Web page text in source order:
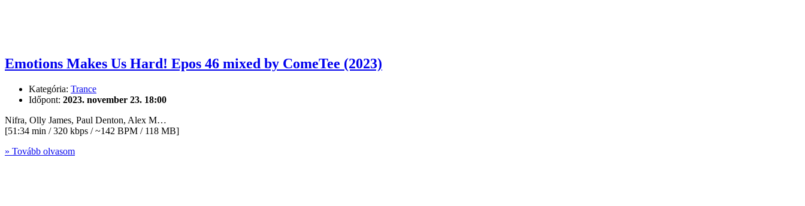
Emotions Makes Us Hard! Epos 46 mixed by ComeTee (2023)
Kategória: Trance
Időpont: 2023. november 23. 18:00
Nifra, Olly James, Paul Denton, Alex M…
[51:34 min / 320 kbps / ~142 BPM / 118 MB]
» Tovább olvasom